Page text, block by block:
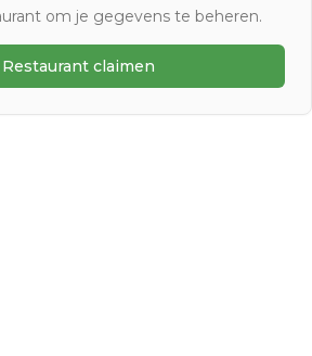
om je gegevens te beheren.
Restaurant claimen